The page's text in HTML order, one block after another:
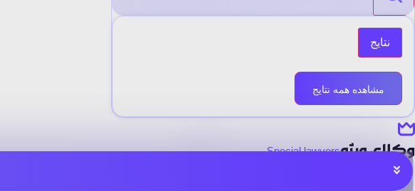
نتایج
مشاهده همه نتایج
وکلای ویژهSpecial lawyers